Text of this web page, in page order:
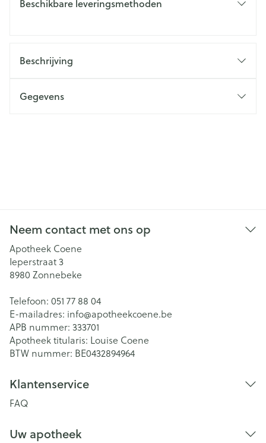
Beschikbare leveringsmethoden
Beschrijving
Gegevens
Neem contact met ons op
Apotheek Coene
Ieperstraat 3
8980 Zonnebeke
Telefoon: 051 77 88 04
E-mailadres: info@apotheekcoene.be
APB nummer: 333701
Apotheek titularis: Louise Coene
BTW nummer: BE0432894964
Klantenservice
FAQ
Uw apotheek